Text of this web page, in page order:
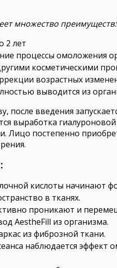
множество преимуществ:
2 лет
процессы омоложения
косметическими
возрастных
выводится из
после введения
выработка
Лицо постепенно
кислоты начинают
в тканях.
проникают и
AestheFill из организма.
из фиброзной ткани.
наблюдается